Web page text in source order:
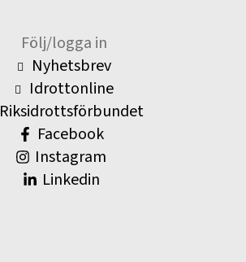
Följ/logga in
Nyhetsbrev
Idrottonline
Riksidrottsförbundet
Facebook
Instagram
Linkedin